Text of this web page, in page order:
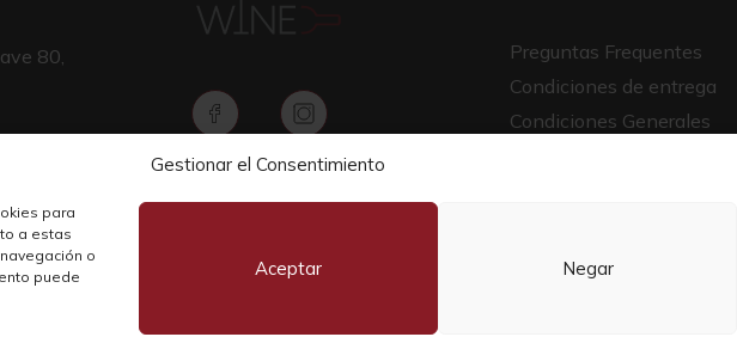
Gestionar el Consentimiento
para
a estas
o
puede
Aceptar Negar
80,
Preguntas Frequentes
Condiciones de entrega
Condiciones Generales